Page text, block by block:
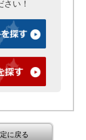
い！
に戻る